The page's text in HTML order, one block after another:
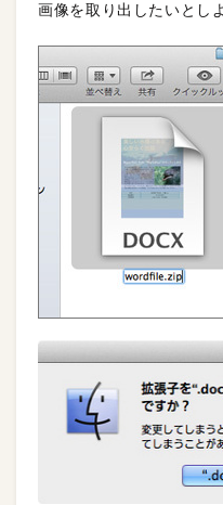
画像を取り出したいとし